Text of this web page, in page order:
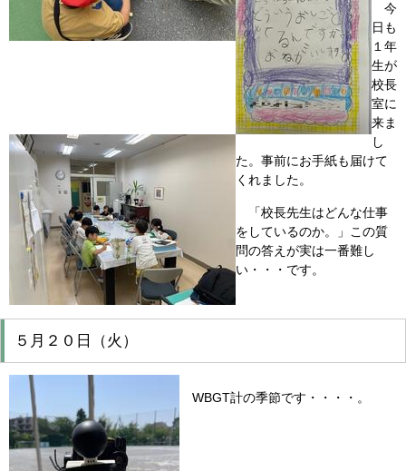
今
日も
１年
生が
校長
室に
来ま
し
た。事前にお手紙も届けて
くれました。
「校長先生はどんな仕事
をしているのか。」この質
問の答えが実は一番難し
い・・・です。
５月２０日（火）
WBGT計の季節です・・・・。